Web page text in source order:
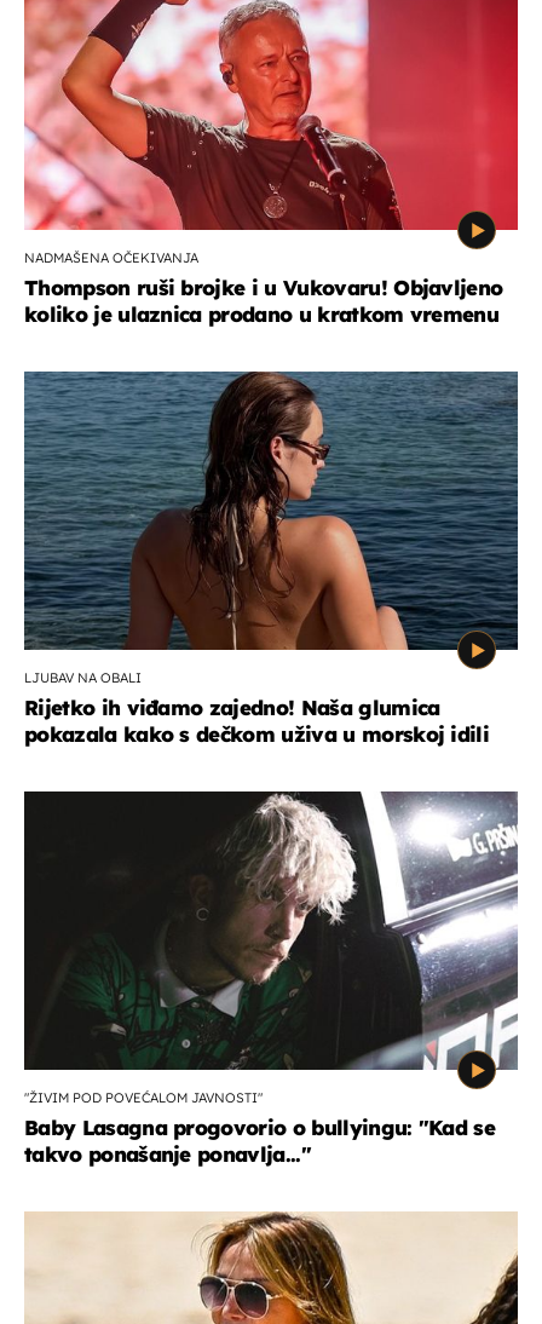
NADMAŠENA OČEKIVANJA
Thompson ruši brojke i u Vukovaru! Objavljeno
koliko je ulaznica prodano u kratkom vremenu
LJUBAV NA OBALI
Rijetko ih viđamo zajedno! Naša glumica
pokazala kako s dečkom uživa u morskoj idili
"ŽIVIM POD POVEĆALOM JAVNOSTI"
Baby Lasagna progovorio o bullyingu: "Kad se
takvo ponašanje ponavlja..."